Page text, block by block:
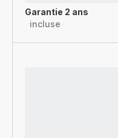
Garantie 2 ans
incluse